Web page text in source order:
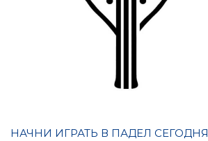
НАЧНИ ИГРАТЬ В ПАДЕЛ СЕГОДНЯ